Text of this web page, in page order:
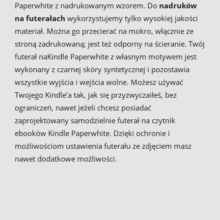
Paperwhite z nadrukowanym wzorem. Do nadruków
na futerałach wykorzystujemy tylko wysokiej jakości
materiał. Można go przecierać na mokro, włącznie ze
stroną zadrukowaną; jest też odporny na ścieranie. Twój
futerał naKindle Paperwhite z własnym motywem jest
wykonany z czarnej skóry syntetycznej i pozostawia
wszystkie wyjścia i wejścia wolne. Możesz używać
Twojego Kindle’a tak, jak się przyzwyczaiłeś, bez
ograniczeń, nawet jeżeli chcesz posiadać
zaprojektowany samodzielnie futerał na czytnik
ebooków Kindle Paperwhite. Dzięki ochronie i
możliwościom ustawienia futerału ze zdjęciem masz
nawet dodatkowe możliwości.